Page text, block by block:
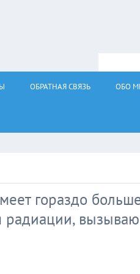
ОБРАТНАЯ СВЯЗЬ ОБО
гораздо
радиации,